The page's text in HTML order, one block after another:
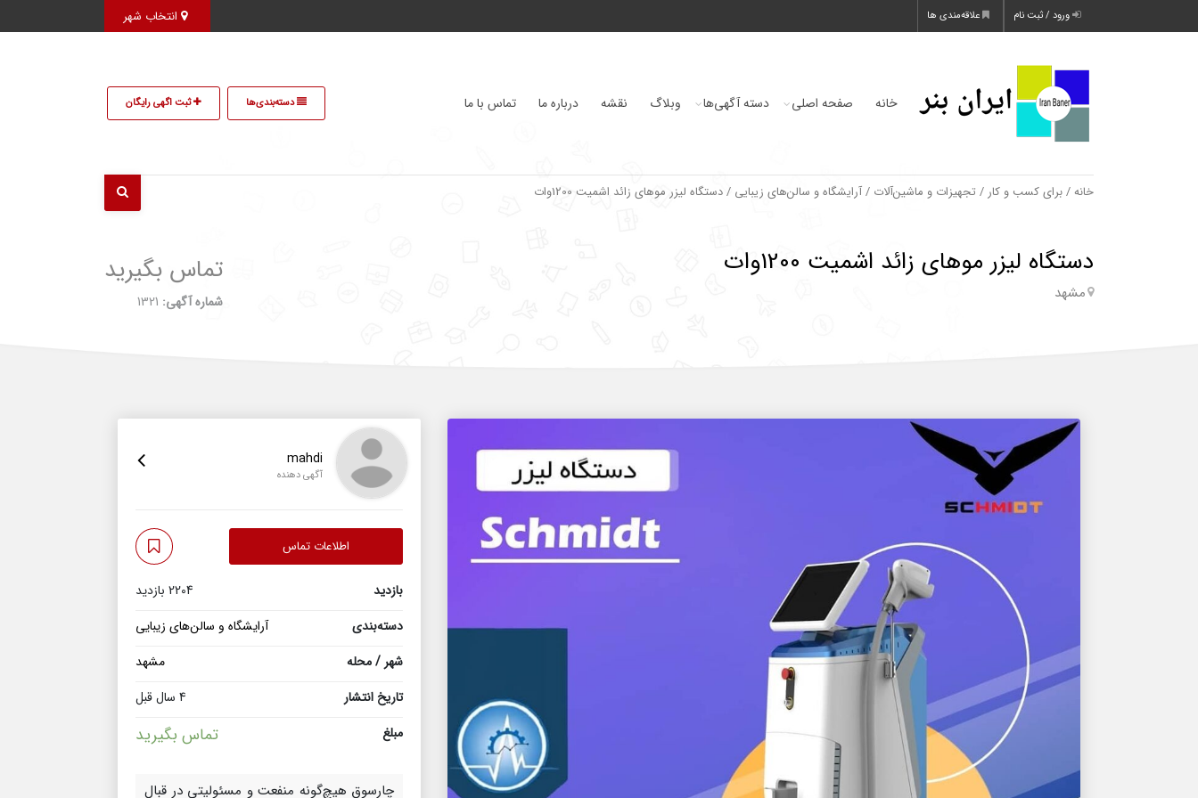
ورود / ثبت نام علاقه‌مندی ها
خانه صفحه اصلی دسته آگهی‌ها وبلاگ نقشه درباره ما تماس با ما دسته‌بندی‌ها ثبت اگهی رایگان
خانه / برای کسب و کار / تجهیزات و ماشین‌آلات / آرایشگاه و سالن‌های زیبایی / دستگاه لیزر موهای زائد اشمیت 1200وات
دستگاه لیزر موهای زائد اشمیت 1200وات
مشهد
تماس بگیرید
شماره آگهی: 1321
mahdi
آگهی دهنده
اطلاعات تماس
بازدید
2204 بازدید
دسته‌بندی
آرایشگاه و سالن‌های زیبایی
شهر / محله
مشهد
تاریخ انتشار
4 سال قبل
مبلغ
تماس بگیرید
چارسوق هیچ‌گونه منفعت و مسئولیتی در قبال